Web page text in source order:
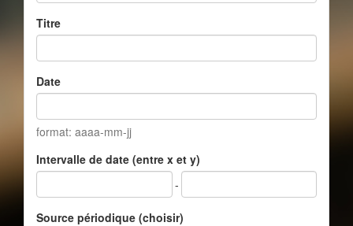
Titre
Date
format: aaaa-mm-jj
Intervalle de date (entre x et y)
-
Source périodique (choisir)